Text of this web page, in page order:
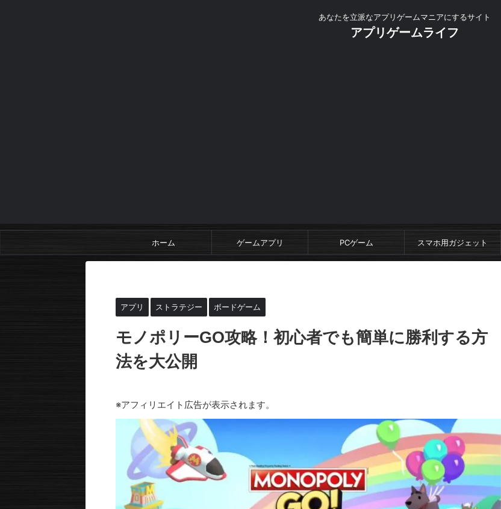
あなたを立派なアプリゲームマニアにするサイト
アプリゲームライフ
ホーム ゲームアプリ PCゲーム スマホ用ガジェット
アプリ ストラテジー ボードゲーム
モノポリーGO攻略！初心者でも簡単に勝利する方
法を大公開
※アフィリエイト広告が表示されます。